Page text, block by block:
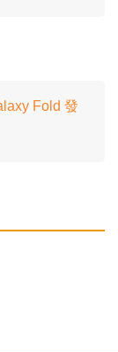
Fold 發